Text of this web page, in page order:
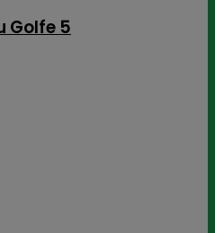
Golfe 5